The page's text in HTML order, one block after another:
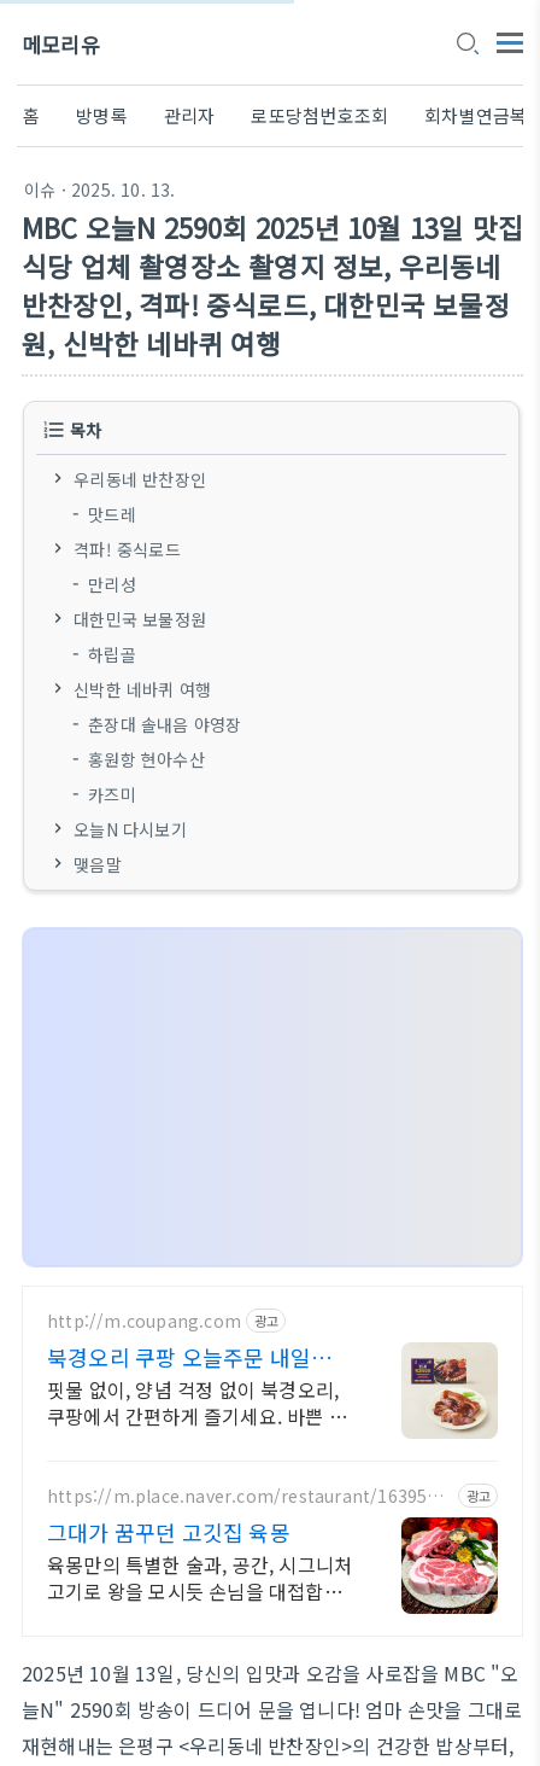
메모리유
홈 방명록 관리자 로또당첨번호조회 회차별연금복
이슈 · 2025. 10. 13.
MBC 오늘N 2590회 2025년 10월 13일 맛집
식당 업체 촬영장소 촬영지 정보, 우리동네
반찬장인, 격파! 중식로드, 대한민국 보물정
원, 신박한 네바퀴 여행
목차
우리동네 반찬장인
맛드레
격파! 중식로드
만리성
대한민국 보물정원
하립골
신박한 네바퀴 여행
춘장대 솔내음 야영장
홍원항 현아수산
카즈미
오늘N 다시보기
맺음말
http://m.coupang.com 광고
북경오리 쿠팡 오늘주문 내일도착
로켓배송
핏물 없이, 양념 걱정 없이 북경오리,
쿠팡에서 간편하게 즐기세요. 바쁜 일
https://m.place.naver.com/restaurant/1639516
광고
그대가 꿈꾸던 고깃집 육몽
육몽만의 특별한 술과, 공간, 시그니처
고기로 왕을 모시듯 손님을 대접합니
2025년 10월 13일, 당신의 입맛과 오감을 사로잡을 MBC "오
늘N" 2590회 방송이 드디어 문을 엽니다! 엄마 손맛을 그대로
재현해내는 은평구 <우리동네 반찬장인>의 건강한 밥상부터,